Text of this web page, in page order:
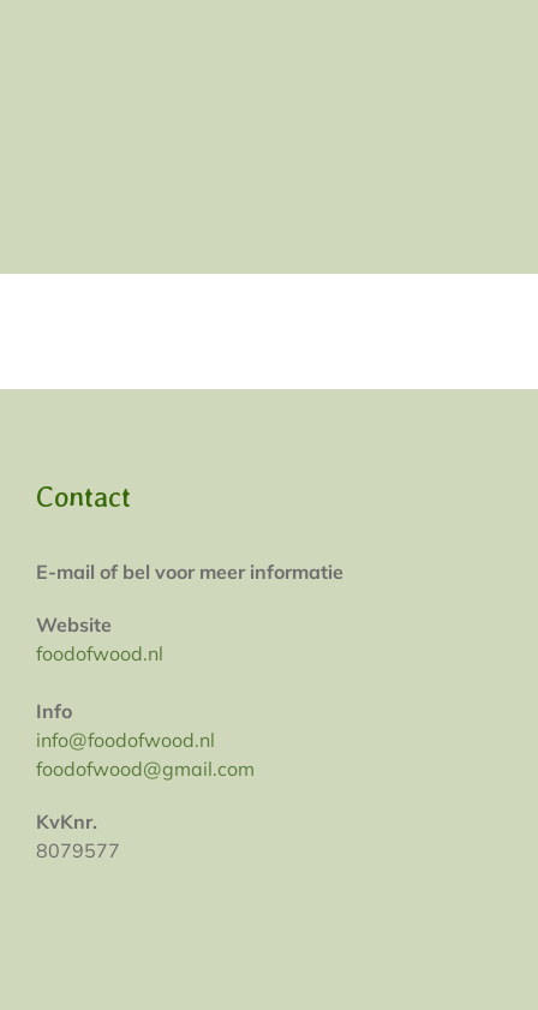
Contact
E-mail of bel voor meer informatie
Website
foodofwood.nl
Info
info@foodofwood.nl
foodofwood@gmail.com
KvKnr.
8079577